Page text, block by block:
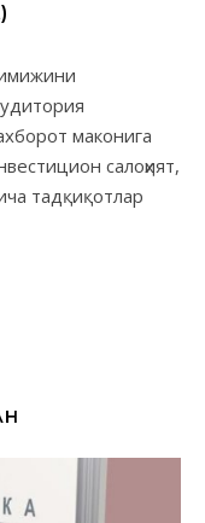
маконига
салоҳият,
тадқиқотлар